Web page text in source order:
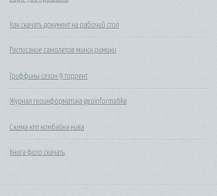
Как скачать документ на рабочий стол
Расписание самолетов минск римини
Гриффины сезон 9 торрент
Журнал геоинформатика geoinformatika
Схема кпп комбайна нива
Книга фото скачать